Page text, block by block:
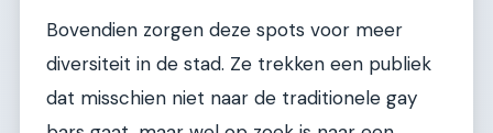
Bovendien zorgen deze spots voor meer
diversiteit in de stad. Ze trekken een publiek
dat misschien niet naar de traditionele gay